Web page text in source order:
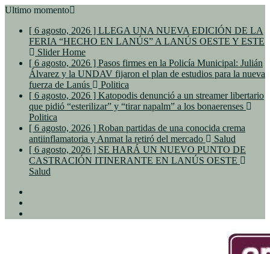
Ultimo momento
[ 6 agosto, 2026 ] LLEGA UNA NUEVA EDICIÓN DE LA
FERIA “HECHO EN LANÚS” A LANÚS OESTE Y ESTE
Slider Home
[ 6 agosto, 2026 ] Pasos firmes en la Policía Municipal: Julián
Álvarez y la UNDAV fijaron el plan de estudios para la nueva
fuerza de Lanús
Politica
[ 6 agosto, 2026 ] Katopodis denunció a un streamer libertario
que pidió “esterilizar” y “tirar napalm” a los bonaerenses
Politica
[ 6 agosto, 2026 ] Roban partidas de una conocida crema
antiinflamatoria y Anmat la retiró del mercado
Salud
[ 6 agosto, 2026 ] SE HARÁ UN NUEVO PUNTO DE
CASTRACIÓN ITINERANTE EN LANÚS OESTE
Salud